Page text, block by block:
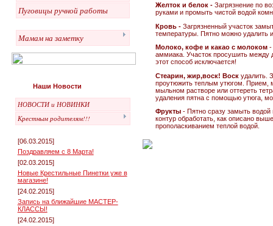
Пуговицы ручной работы
Мамам на заметку
Наши Новости
НОВОСТИ и НОВИНКИ
Крестным родителям!!!
[06.03.2015]
Поздравляем с 8 Марта!
[02.03.2015]
Новые Крестильные Пинетки уже в
магазине!
[24.02.2015]
Запись на ближайшие МАСТЕР-
КЛАССЫ!
[24.02.2015]
Желток и белок -Загрязнение по
руками и промыть чистой водой
Кровь -Загрязненный участок
температуры. Пятно можно удалить
Молоко, кофе и какао с молоком-
аммиака. Участок просушить между
этот способ исключается!
Стеарин, жир,воск! Воскудалить.
проутюжить теплым утюгом. Прием,
мыльном растворе или оттереть
удаления пятна с помощью утюга,
Фрукты- Пятно сразу замыть водой
контур обработать, как описано
прополаскиванием теплой водой.